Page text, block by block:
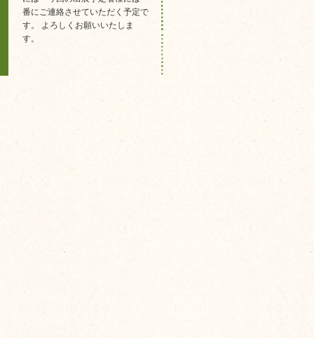
番にご連絡させていただく予定で
す。 よろしくお願いいたしま
す。